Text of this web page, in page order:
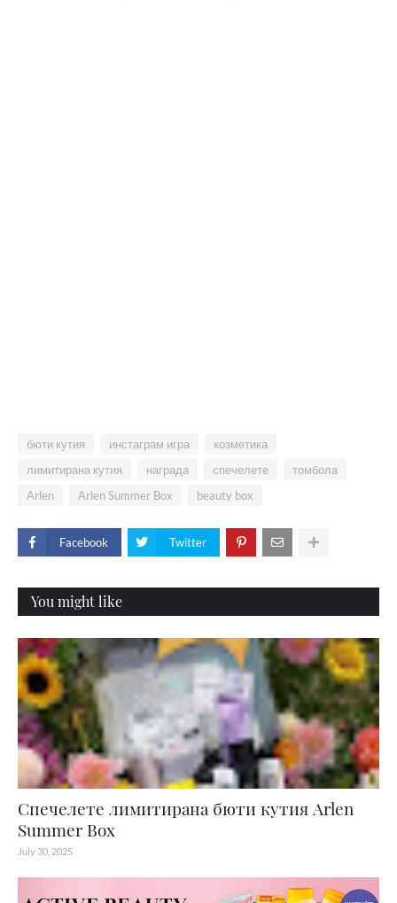
бюти кутия инстаграм игра
козметика
лимитирана кутия
награда спечелете
томбола
Arlen
Arlen Summer Box beauty box
Facebook Twitter
You might like
Спечелете лимитирана бюти кутия Arlen
Summer Box
July 30, 2025